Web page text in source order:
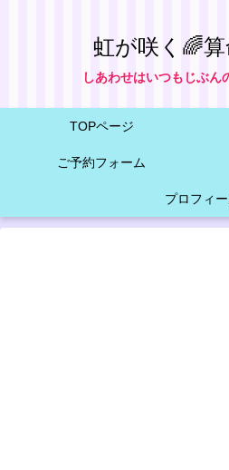
虹が咲く🌈
しあわせはいつもじぶん
TOPページ
ご予約フォーム
プロフィ